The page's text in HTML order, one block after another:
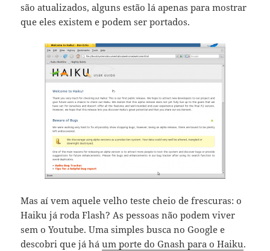
são atualizados, alguns estão lá apenas para mostrar
que eles existem e podem ser portados.
Mas aí vem aquele velho teste cheio de frescuras: o
Haiku já roda Flash? As pessoas não podem viver
sem o Youtube. Uma simples busca no Google e
descobri que já háum porte do Gnash para o Haiku.